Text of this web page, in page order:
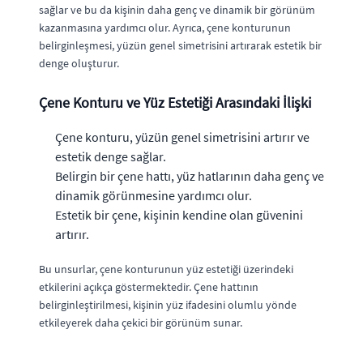
sağlar ve bu da kişinin daha genç ve dinamik bir görünüm
kazanmasına yardımcı olur. Ayrıca, çene konturunun
belirginleşmesi, yüzün genel simetrisini artırarak estetik bir
denge oluşturur.
Çene Konturu ve Yüz Estetiği Arasındaki İlişki
Çene konturu, yüzün genel simetrisini artırır ve
estetik denge sağlar.
Belirgin bir çene hattı, yüz hatlarının daha genç ve
dinamik görünmesine yardımcı olur.
Estetik bir çene, kişinin kendine olan güvenini
artırır.
Bu unsurlar, çene konturunun yüz estetiği üzerindeki
etkilerini açıkça göstermektedir. Çene hattının
belirginleştirilmesi, kişinin yüz ifadesini olumlu yönde
etkileyerek daha çekici bir görünüm sunar.